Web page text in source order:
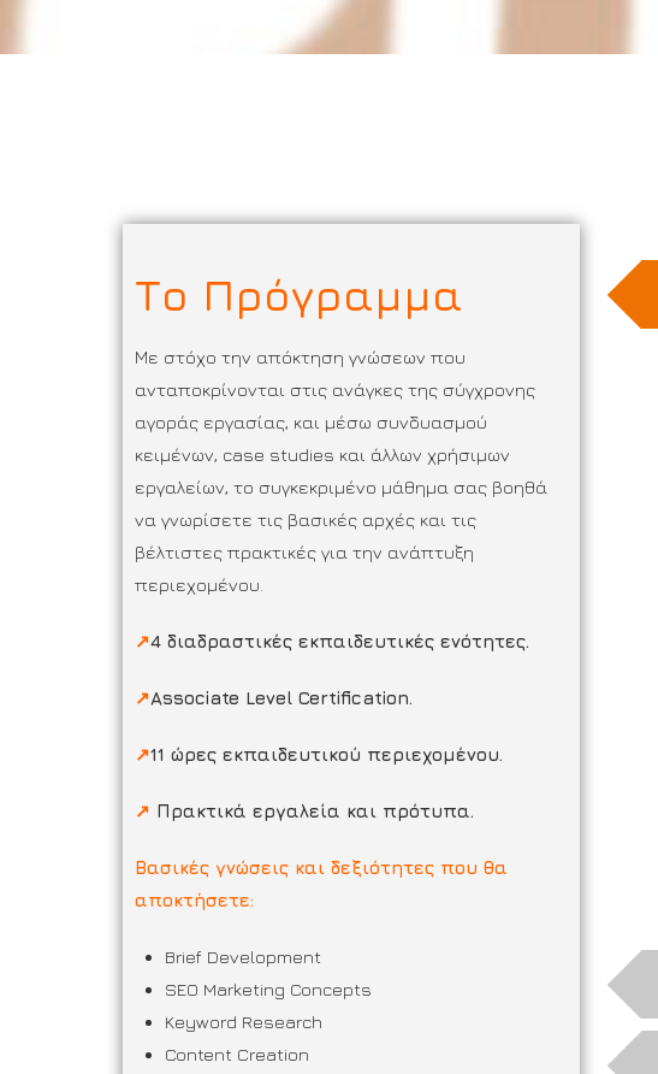
Το Πρόγραμμα
Με στόχο την απόκτηση γνώσεων που
ανταποκρίνονται στις ανάγκες της σύγχρονης
αγοράς εργασίας, και μέσω συνδυασμού
κειμένων, case studies και άλλων χρήσιμων
εργαλείων, το συγκεκριμένο μάθημα σας βοηθά
να γνωρίσετε τις βασικές αρχές και τις
βέλτιστες πρακτικές για την ανάπτυξη
περιεχομένου.
↗4 διαδραστικές εκπαιδευτικές ενότητες.
↗Associate Level Certification.
↗11 ώρες εκπαιδευτικού περιεχομένου.
↗ Πρακτικά εργαλεία και πρότυπα.
Βασικές γνώσεις και δεξιότητες που θα
αποκτήσετε:
Brief Development
SEO Marketing Concepts
Keyword Research
Content Creation